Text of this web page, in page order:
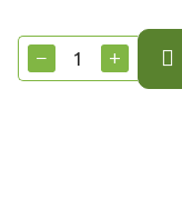
cena:
+
−